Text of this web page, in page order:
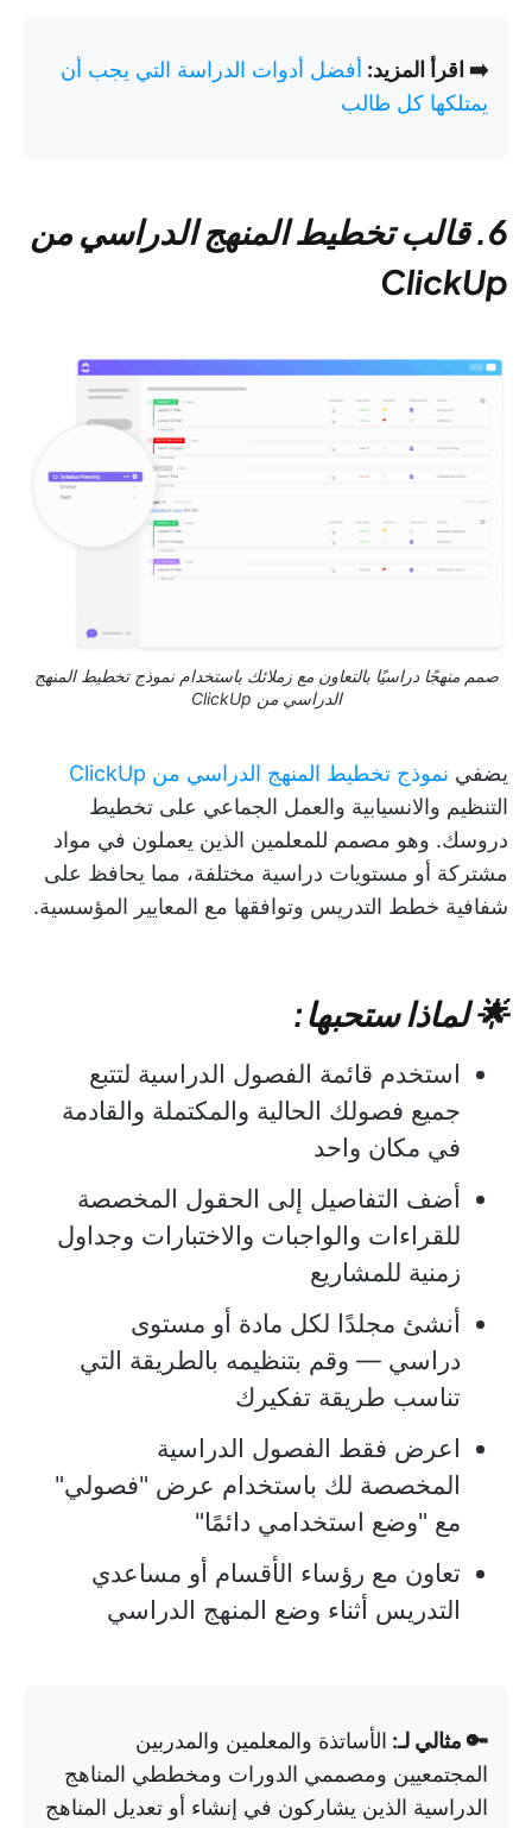
➡️ اقرأ المزيد: أفضل أدوات الدراسة التي يجب أن
يمتلكها كل طالب
6. قالب تخطيط المنهج الدراسي من
ClickUp
صمم منهجًا دراسيًا بالتعاون مع زملائك باستخدام نموذج تخطيط المنهج
الدراسي من ClickUp
يضفي نموذج تخطيط المنهج الدراسي من ClickUp
التنظيم والانسيابية والعمل الجماعي على تخطيط
دروسك. وهو مصمم للمعلمين الذين يعملون في مواد
مشتركة أو مستويات دراسية مختلفة، مما يحافظ على
شفافية خطط التدريس وتوافقها مع المعايير المؤسسية.
🌟 لماذا ستحبها:
استخدم قائمة الفصول الدراسية لتتبع
جميع فصولك الحالية والمكتملة والقادمة
في مكان واحد
أضف التفاصيل إلى الحقول المخصصة
للقراءات والواجبات والاختبارات وجداول
زمنية للمشاريع
أنشئ مجلدًا لكل مادة أو مستوى
دراسي — وقم بتنظيمه بالطريقة التي
تناسب طريقة تفكيرك
اعرض فقط الفصول الدراسية
المخصصة لك باستخدام عرض "فصولي"
مع "وضع استخدامي دائمًا"
تعاون مع رؤساء الأقسام أو مساعدي
التدريس أثناء وضع المنهج الدراسي
🔑 مثالي لـ: الأساتذة والمعلمين والمدربين
المجتمعيين ومصممي الدورات ومخططي المناهج
الدراسية الذين يشاركون في إنشاء أو تعديل المناهج